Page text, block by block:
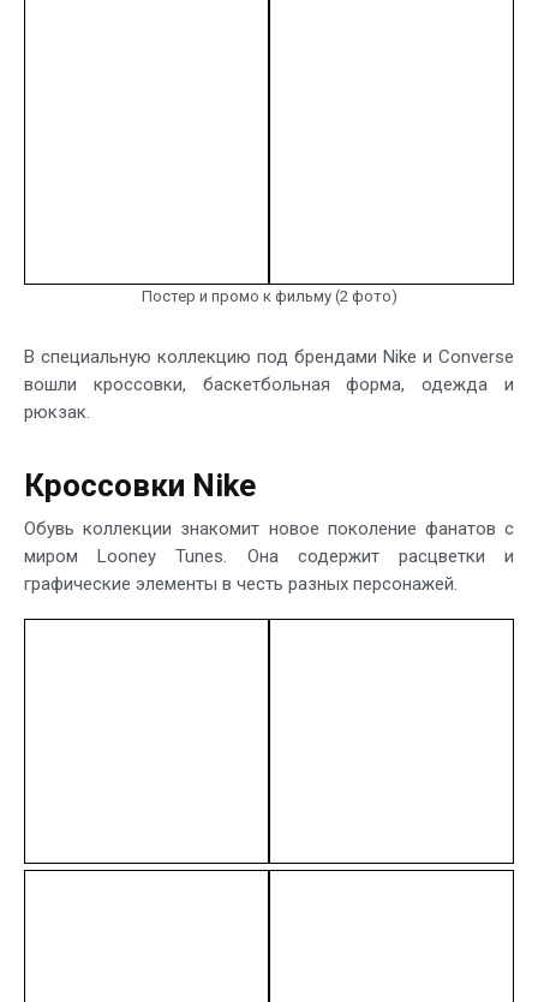
Постер и промо к фильму (2 фото)
В специальную коллекцию под брендами Nike и Converse
вошли кроссовки, баскетбольная форма, одежда и
рюкзак.
Кроссовки Nike
Обувь коллекции знакомит новое поколение фанатов с
миром Looney Tunes. Она содержит расцветки и
графические элементы в честь разных персонажей.